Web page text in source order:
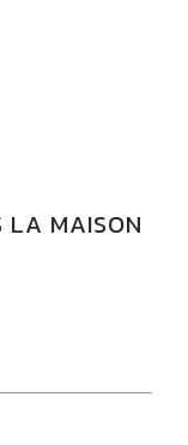
LA MAISON